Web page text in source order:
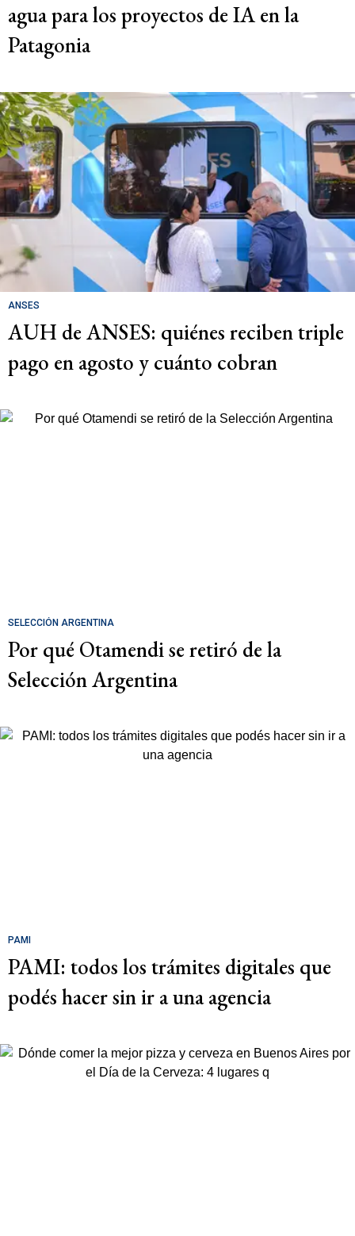
agua para los proyectos de IA en la
Patagonia
ANSES
AUH de ANSES: quiénes reciben triple
pago en agosto y cuánto cobran
SELECCIÓN ARGENTINA
Por qué Otamendi se retiró de la
Selección Argentina
PAMI
PAMI: todos los trámites digitales que
podés hacer sin ir a una agencia